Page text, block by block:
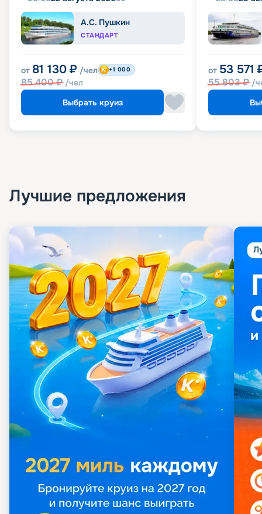
А.С. Пушкин
СТАНДАРТ
от 81 130 ₽ /чел
85 400₽ /чел
+1 000
Выбрать круиз
от 53 571
55 803₽ /
Лучшие предложения